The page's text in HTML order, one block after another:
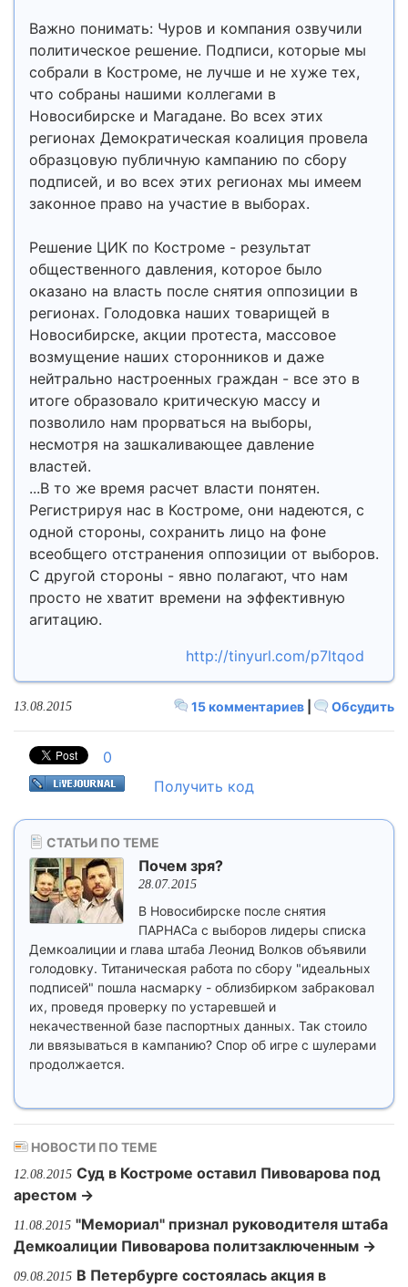
Важно понимать: Чуров и компания озвучили
политическое решение. Подписи, которые мы
собрали в Костроме, не лучше и не хуже тех,
что собраны нашими коллегами в
Новосибирске и Магадане. Во всех этих
регионах Демократическая коалиция провела
образцовую публичную кампанию по сбору
подписей, и во всех этих регионах мы имеем
законное право на участие в выборах.
Решение ЦИК по Костроме - результат
общественного давления, которое было
оказано на власть после снятия оппозиции в
регионах. Голодовка наших товарищей в
Новосибирске, акции протеста, массовое
возмущение наших сторонников и даже
нейтрально настроенных граждан - все это в
итоге образовало критическую массу и
позволило нам прорваться на выборы,
несмотря на зашкаливающее давление
властей.
...В то же время расчет власти понятен.
Регистрируя нас в Костроме, они надеются, с
одной стороны, сохранить лицо на фоне
всеобщего отстранения оппозиции от выборов.
С другой стороны - явно полагают, что нам
просто не хватит времени на эффективную
агитацию.
http://tinyurl.com/p7ltqod
15 комментариев Обсудить
13.08.2015
0
Получить код
СТАТЬИ ПО ТЕМЕ
Почем зря?
28.07.2015
В Новосибирске после снятия
ПАРНАСа с выборов лидеры списка
Демкоалиции и глава штаба Леонид Волков объявили
голодовку. Титаническая работа по сбору "идеальных
подписей" пошла насмарку - облизбирком забраковал
их, проведя проверку по устаревшей и
некачественной базе паспортных данных. Так стоило
ли ввязываться в кампанию? Спор об игре с шулерами
продолжается.
НОВОСТИ ПО ТЕМЕ
12.08.2015 Суд в Костроме оставил Пивоварова под
арестом →
11.08.2015 "Мемориал" признал руководителя штаба
Демкоалиции Пивоварова политзаключенным →
09.08.2015 В Петербурге состоялась акция в